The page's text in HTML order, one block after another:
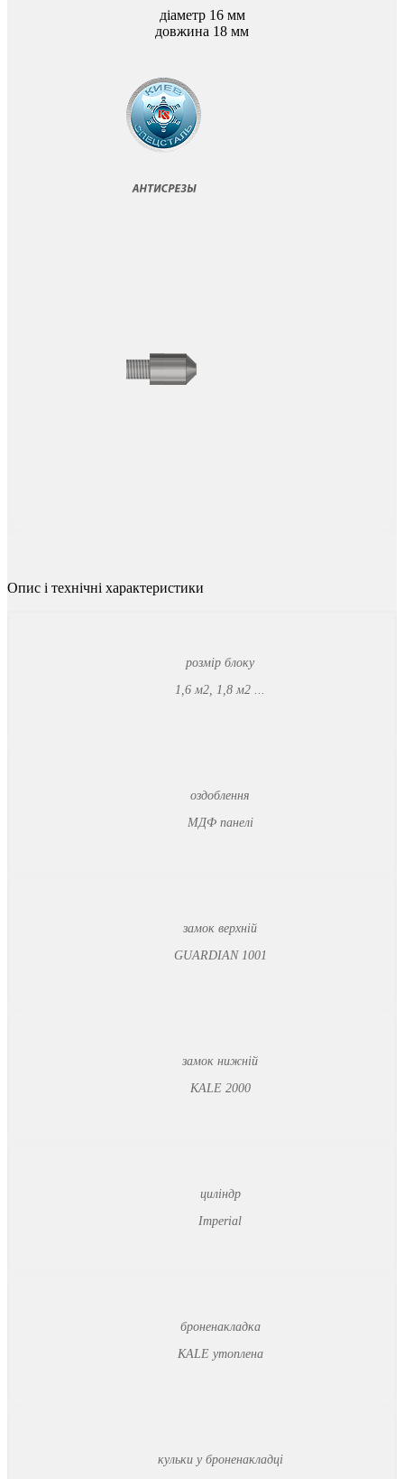
діаметр 16 мм
довжина 18 мм
Опис і технічні характеристики
розмір блоку
1,6 м2, 1,8 м2 ...
оздоблення
МДФ панелі
замок верхній
GUARDIAN 1001
замок нижній
KALE 2000
циліндр
Imperial
броненакладка
KALE утоплена
кульки у броненакладці